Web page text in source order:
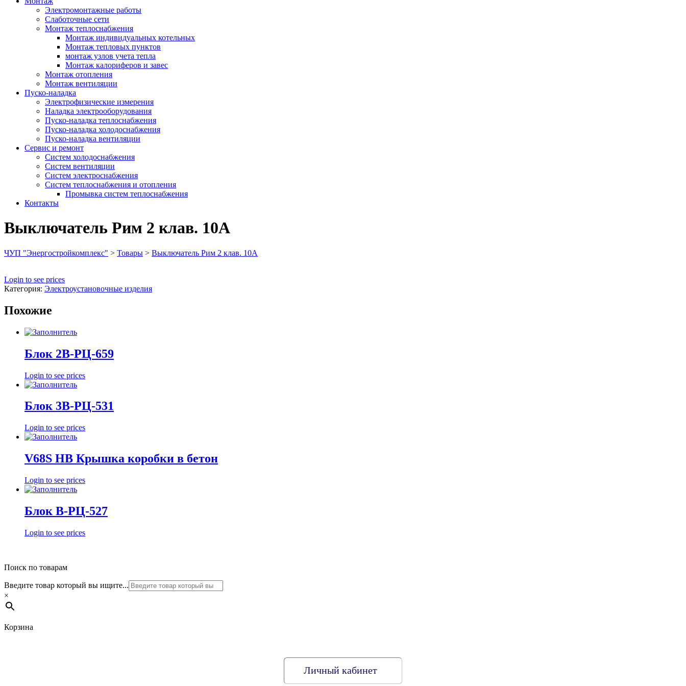
Электромонтажные работы
Слаботочные сети
Монтаж теплоснабжения
Монтаж индивидуальных котельных
Монтаж тепловых пунктов
монтаж узлов учета тепла
Монтаж калориферов и завес
Монтаж отопления
Монтаж вентиляции
Пуско-наладка
Электрофизические измерения
Наладка электрооборудования
Пуско-наладка теплоснабжения
Пуско-наладка холодоснабжения
Пуско-наладка вентиляции
Сервис и ремонт
Систем холодоснабжения
Систем вентиляции
Систем электроснабжения
Систем теплоснабжения и отопления
Промывка систем теплоснабжения
Контакты
Выключатель Рим 2 клав. 10А
ЧУП "Энергостройкомплекс" > Товары > Выключатель Рим 2 клав. 10А
Login to see prices
Категория: Электроустановочные изделия
Похожие
Блок 2В-РЦ-659
Login to see prices
Блок 3В-РЦ-531
Login to see prices
V68S HB Крышка коробки в бетон
Login to see prices
Блок В-РЦ-527
Login to see prices
Поиск по товарам
Введите товар который вы ищите...
×
Корзина
Личный кабинет